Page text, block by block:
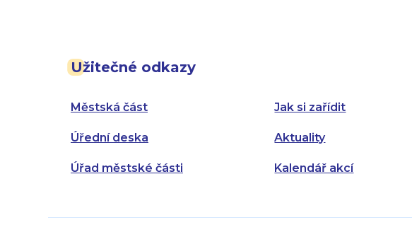
Užitečné odkazy
Městská část
Úřední deska
Úřad městské části
Jak si zařídit
Aktuality
Kalendář akcí